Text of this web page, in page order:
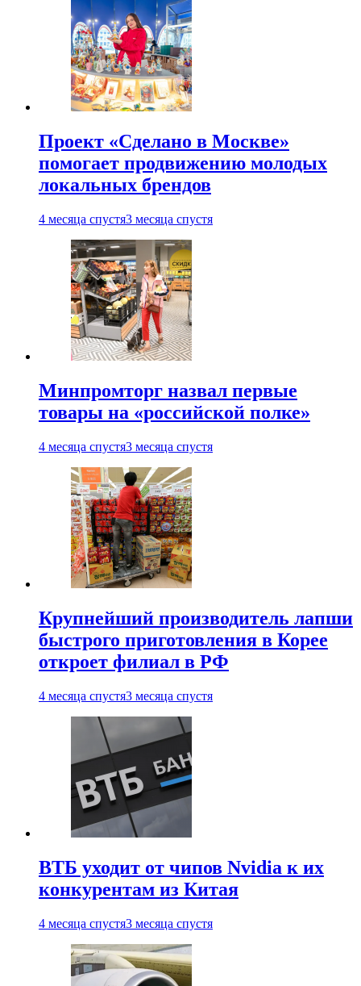
Проект «Сделано в Москве»
помогает продвижению молодых
локальных брендов
4 месяца спустя3 месяца спустя
Минпромторг назвал первые
товары на «российской полке»
4 месяца спустя3 месяца спустя
Крупнейший производитель лапши
быстрого приготовления в Корее
откроет филиал в РФ
4 месяца спустя3 месяца спустя
ВТБ уходит от чипов Nvidia к их
конкурентам из Китая
4 месяца спустя3 месяца спустя